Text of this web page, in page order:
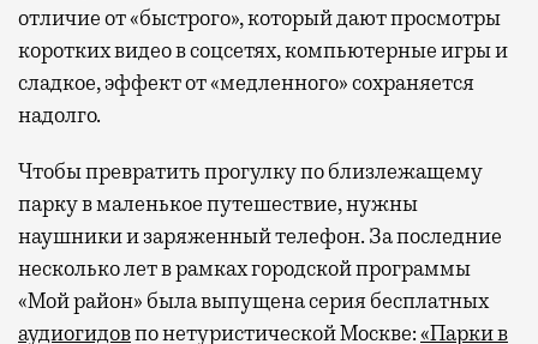
отличие от «быстрого», который дают просмотры
коротких видео в соцсетях, компьютерные игры и
сладкое, эффект от «медленного» сохраняется
надолго.
Чтобы превратить прогулку по близлежащему
парку в маленькое путешествие, нужны
наушники и заряженный телефон. За последние
несколько лет в рамках городской программы
«Мой район» была выпущена серия бесплатных
аудиогидовпо нетуристической Москве:«Парки в